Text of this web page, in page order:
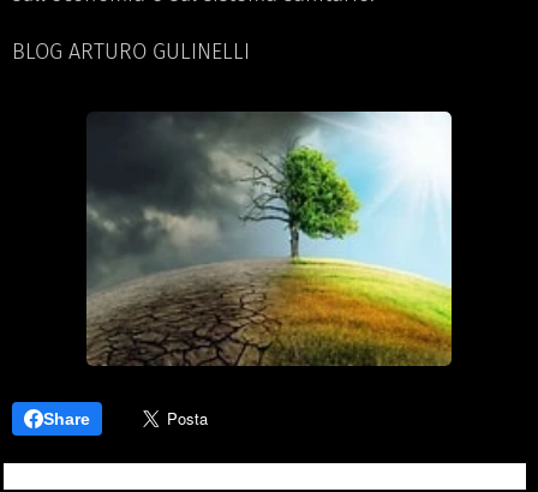
BLOG ARTURO GULINELLI
Share